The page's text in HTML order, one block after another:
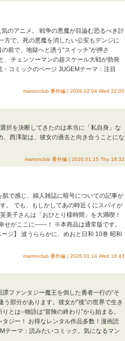
のアニメ。 戦争の悪魔が目論む恐るべき計
方で、死の悪魔を消したい公安もデンジに
前で、地獄へと誘う“スイッチ”が押さ
チェンソーマンの超スケール大戦が勃発
コミックのページ JUGEMテーマ：注目
marronclub 番外編 | 2026.02.04 Wed 22:05
択を決断してきたのは本当に「私自身」な
西澤架は、彼女の過去と向き合うことにな
marronclub 番外編 | 2026.01.15 Thu 18:32
肌で感じ、婦人雑誌に暗号についての記事が
。 でも、もしかしてあの時近くにスパイが
美子さんは「おひとり様時間」を大満喫！
せがここに――！ ※本商品は通常版です。
ジ】 波うららかに、めおと日和 10巻 昭和
marronclub 番外編 | 2026.01.14 Wed 18:43
ファンタジー魔王を倒した勇者一行の“そ
部分があります。彼女が”後”の世界で生き
とは‐‐物語は“冒険の終わり”から始まる。
ジー！ お得なレンタル作品多数！漫画読
テーマ：読みたいコミック。気になるマン